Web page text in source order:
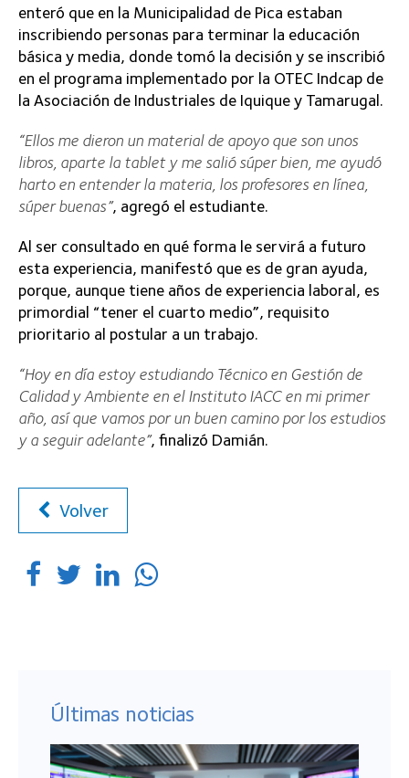
enteró que en la Municipalidad de Pica estaban
inscribiendo personas para terminar la educación
básica y media, donde tomó la decisión y se inscribió
en el programa implementado por la OTEC Indcap de
la Asociación de Industriales de Iquique y Tamarugal.
“Ellos me dieron un material de apoyo que son unos
libros, aparte la tablet y me salió súper bien, me ayudó
harto en entender la materia, los profesores en línea,
súper buenas”, agregó el estudiante.
Al ser consultado en qué forma le servirá a futuro
esta experiencia, manifestó que es de gran ayuda,
porque, aunque tiene años de experiencia laboral, es
primordial “tener el cuarto medio”, requisito
prioritario al postular a un trabajo.
“Hoy en día estoy estudiando Técnico en Gestión de
Calidad y Ambiente en el Instituto IACC en mi primer
año, así que vamos por un buen camino por los estudios
y a seguir adelante”, finalizó Damián.
Volver
Últimas noticias